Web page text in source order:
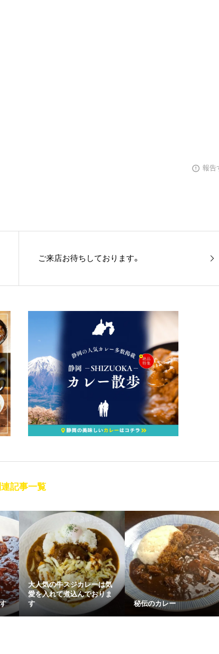
報告
ご来店お待ちしております。
記事一覧
大人気の牛スジカレーは気
愛を入れて煮込んでおりま
す
秘伝のカレー